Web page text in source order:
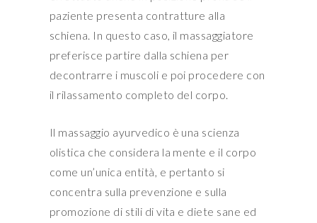
paziente presenta contratture alla
schiena. In questo caso, il massaggiatore
preferisce partire dalla schiena per
decontrarre i muscoli e poi procedere con
il rilassamento completo del corpo.
Il massaggio ayurvedico è una scienza
olistica che considera la mente e il corpo
come un’unica entità, e pertanto si
concentra sulla prevenzione e sulla
promozione di stili di vita e diete sane ed